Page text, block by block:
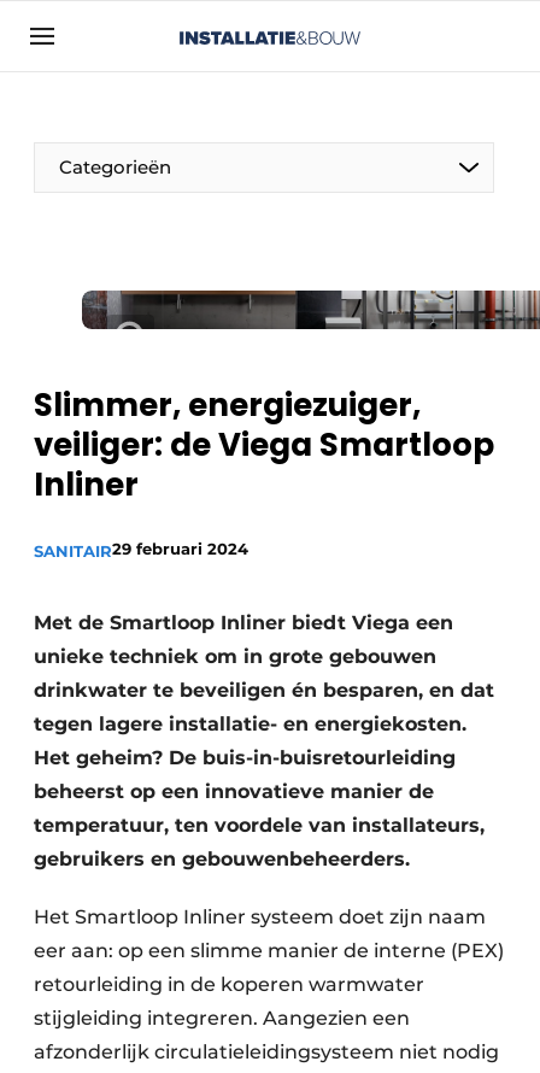
Aanmelden
Bedrijven
Contact
Installatie & Bouw | Platform over
Meest gelezen
Nieuwsbrief
Podcasts
Privacy / Cookie statement
Vacatures
Video’s
Categorieën
Slimmer, energiezuiger,
veiliger: de Viega Smartloop
Inliner
SANITAIR29 februari 2024
Met de Smartloop Inliner biedt Viega een
unieke techniek om in grote gebouwen
drinkwater te beveiligen én besparen, en dat
tegen lagere installatie- en energiekosten.
Het geheim? De buis-in-buisretourleiding
beheerst op een innovatieve manier de
temperatuur, ten voordele van installateurs,
gebruikers en gebouwenbeheerders.
Het Smartloop Inliner systeem doet zijn naam
eer aan: op een slimme manier de interne (PEX)
retourleiding in de koperen warmwater
stijgleiding integreren. Aangezien een
afzonderlijk circulatieleidingsysteem niet nodig